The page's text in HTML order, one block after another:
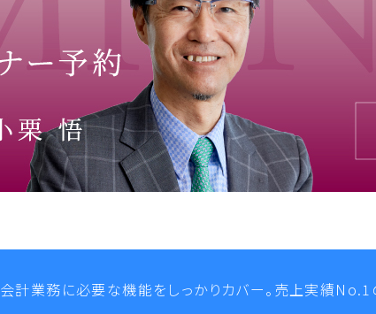
会計業務に必要な機能をしっかりカバー。 売上実績No.1